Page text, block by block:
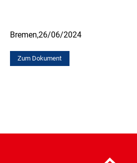
Bremen,26/06/2024
Zum Dokument